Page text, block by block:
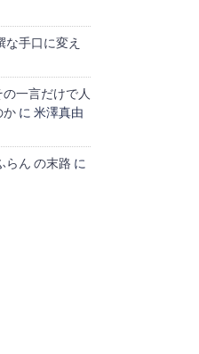
な手口に変え
一言だけで人
か に 米澤真由
らん の末路 に